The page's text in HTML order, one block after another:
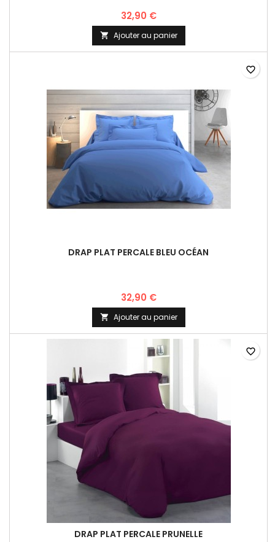
32,90 €
 Ajouter au panier
DRAP PLAT PERCALE BLEU OCÉAN
32,90 €
 Ajouter au panier
favorite_border
DRAP PLAT PERCALE PRUNELLE
favorite_border